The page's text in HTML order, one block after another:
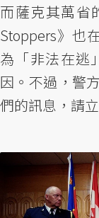
而薩克其萬省
Stoppers》也
為「非法在逃
因。不過，警
們的訊息，請立